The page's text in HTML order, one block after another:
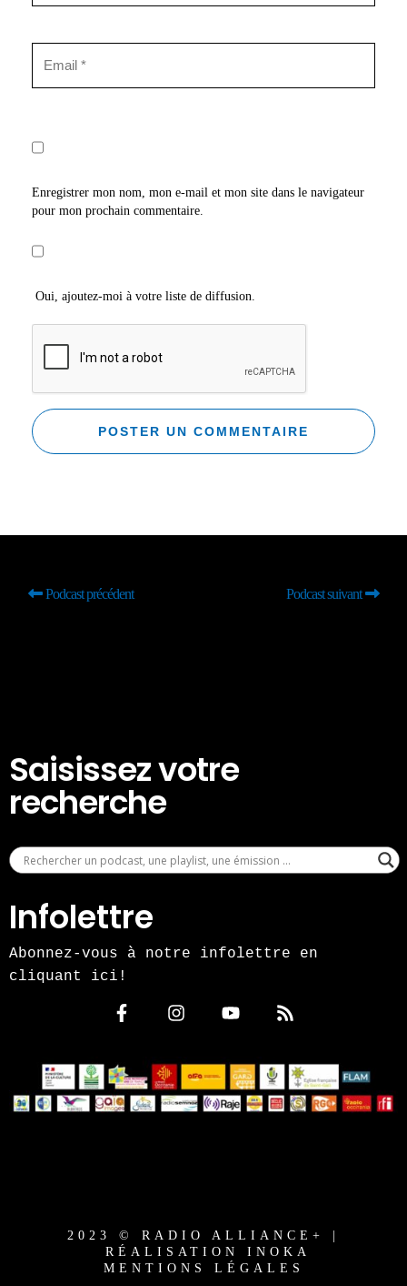
Enregistrer mon nom, mon e-mail et mon site dans le navigateur
pour mon prochain commentaire.
Oui, ajoutez-moi à votre liste de diffusion.
Podcast précédent Podcast suivant
Saisissez votre
recherche
Infolettre
Abonnez-vous à notre infolettre en
cliquant ici!
2023 © RADIO ALLIANCE+ |
RÉALISATION INOKA
MENTIONS LÉGALES